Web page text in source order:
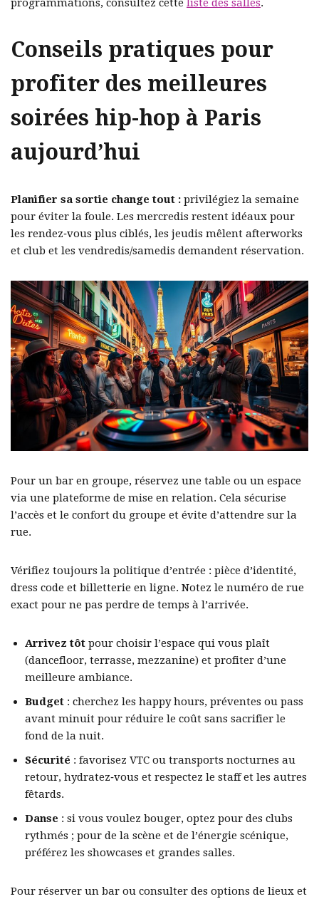
programmations, consultez cette liste des salles.
Conseils pratiques pour
profiter des meilleures
soirées hip-hop à Paris
aujourd’hui
Planifier sa sortie change tout : privilégiez la semaine
pour éviter la foule. Les mercredis restent idéaux pour
les rendez‑vous plus ciblés, les jeudis mêlent afterworks
et club et les vendredis/samedis demandent réservation.
Pour un bar en groupe, réservez une table ou un espace
via une plateforme de mise en relation. Cela sécurise
l’accès et le confort du groupe et évite d’attendre sur la
rue.
Vérifiez toujours la politique d’entrée : pièce d’identité,
dress code et billetterie en ligne. Notez le numéro de rue
exact pour ne pas perdre de temps à l’arrivée.
Arrivez tôt pour choisir l’espace qui vous plaît
(dancefloor, terrasse, mezzanine) et profiter d’une
meilleure ambiance.
Budget : cherchez les happy hours, préventes ou pass
avant minuit pour réduire le coût sans sacrifier le
fond de la nuit.
Sécurité : favorisez VTC ou transports nocturnes au
retour, hydratez‑vous et respectez le staff et les autres
fêtards.
Danse : si vous voulez bouger, optez pour des clubs
rythmés ; pour de la scène et de l’énergie scénique,
préférez les showcases et grandes salles.
Pour réserver un bar ou consulter des options de lieux et